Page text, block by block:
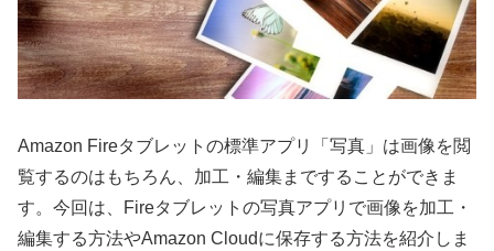
Amazon Fireタブレットの標準アプリ「写真」は画像を閲
覧するのはもちろん、加工・編集まですることができま
す。今回は、Fireタブレットの写真アプリで画像を加工・
編集する方法やAmazon Cloudに保存する方法を紹介しま